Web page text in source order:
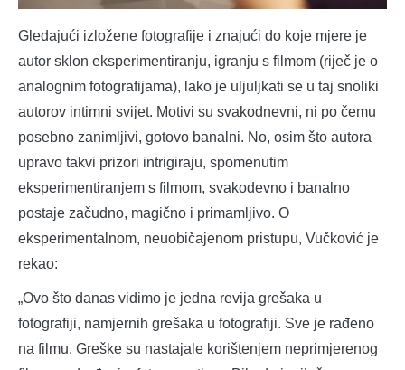
Gledajući izložene fotografije i znajući do koje mjere je
autor sklon eksperimentiranju, igranju s filmom (riječ je o
analognim fotografijama), lako je uljuljkati se u taj snoliki
autorov intimni svijet. Motivi su svakodnevni, ni po čemu
posebno zanimljivi, gotovo banalni. No, osim što autora
upravo takvi prizori intrigiraju, spomenutim
eksperimentiranjem s filmom, svakodevno i banalno
postaje začudno, magično i primamljivo. O
eksperimentalnom, neuobičajenom pristupu, Vučković je
rekao:
„Ovo što danas vidimo je jedna revija grešaka u
fotografiji, namjernih grešaka u fotografiji. Sve je rađeno
na filmu. Greške su nastajale korištenjem neprimjerenog